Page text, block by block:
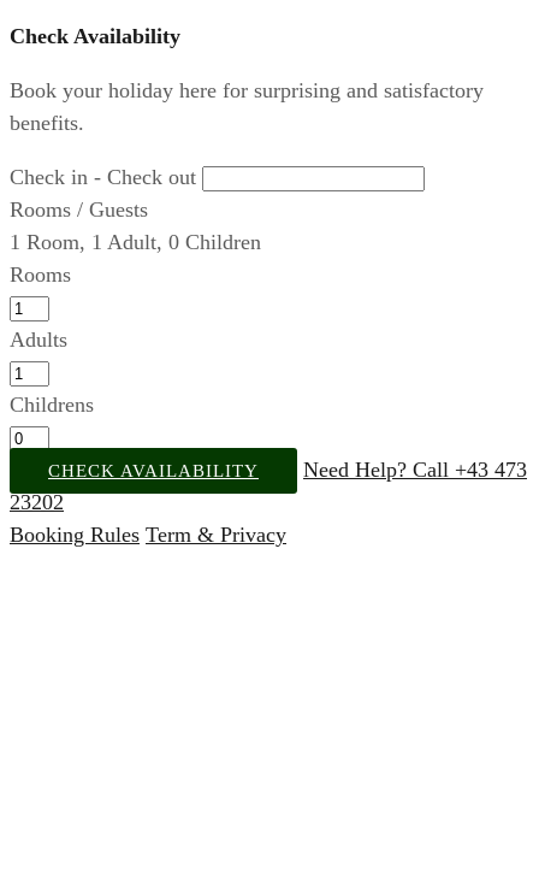
Check Availability
Book your holiday here for surprising and satisfactory
benefits.
Check in - Check out
Rooms / Guests
1 Room, 1 Adult, 0 Children
Rooms
Adults
Childrens
CHECK AVAILABILITY
Need Help? Call +43 473
23202
Booking Rules Term & Privacy